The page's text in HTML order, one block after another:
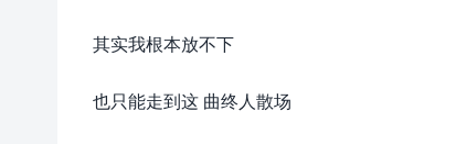
其实我根本放不下
也只能走到这 曲终人散场